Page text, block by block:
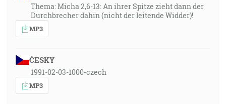
Thema: Micha 2,6-13: An ihrer Spitze zieht dann der
Durchbrecher dahin (nicht der leitende Widder)!
MP3
ČESKY
1991-02-03-1000-czech
MP3